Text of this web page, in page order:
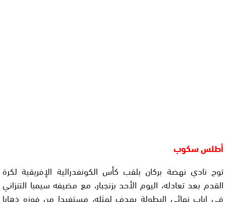
أطلس سكوب
توج نادي نهضة بركان بلقب كأس الكونفدرالية الإفريقية لكرة
القدم بعد تعادله، اليوم الأحد بزنجبار، مع مضيفه سيمبا التنزاني
في إياب نهائي البطولة بهدف لمثله، مستفيدا من فوزه ذهابا